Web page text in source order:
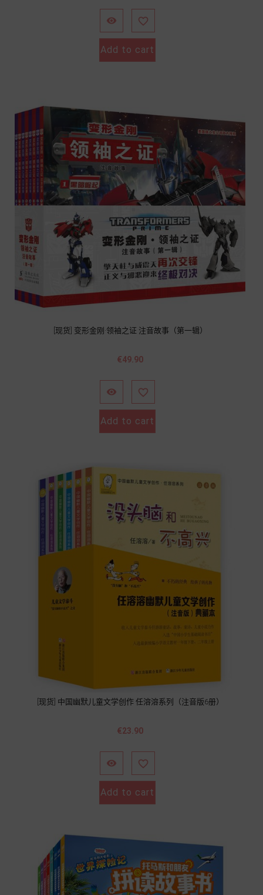
 
Add to cart
[现货] 变形金刚·领袖之证 注音故事（第一辑）
Price
€49.90
 
Add to cart
[现货] 中国幽默儿童文学创作 任溶溶系列（注音版6册）
Price
€23.90
 
Add to cart